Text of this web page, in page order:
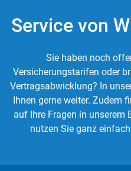
Service von
Sie haben noch
Versicherungstarifen oder
Vertragsabwicklung? In
Ihnen gerne weiter. Zudem
auf Ihre Fragen in unserem
nutzen Sie ganz